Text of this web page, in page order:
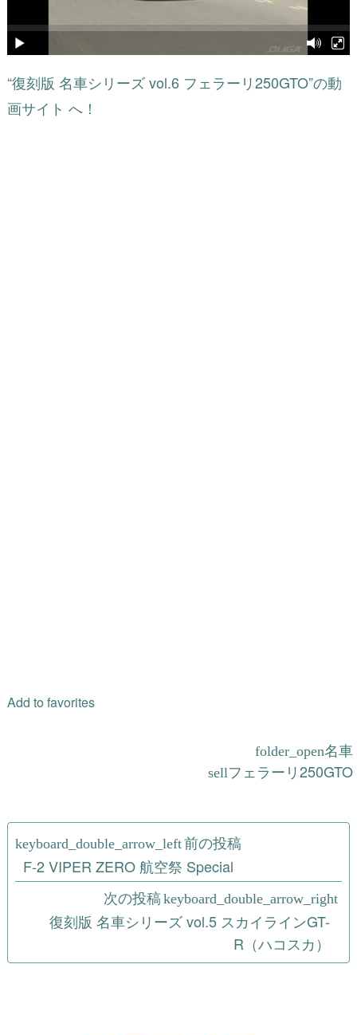
“復刻版 名車シリーズ vol.6 フェラーリ250GTO”の動
画サイト へ！
Add to favorites
名車
フェラーリ250GTO
投
ゲ
前の投稿
F-2 VIPER ZERO 航空祭 Special
次の投稿
復刻版 名車シリーズ vol.5 スカイラインGT-
R（ハコスカ）